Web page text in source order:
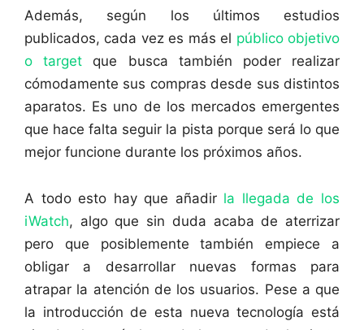
Además, según los últimos estudios
publicados, cada vez es más el público objetivo
o target que busca también poder realizar
cómodamente sus compras desde sus distintos
aparatos. Es uno de los mercados emergentes
que hace falta seguir la pista porque será lo que
mejor funcione durante los próximos años.
A todo esto hay que añadir la llegada de los
iWatch, algo que sin duda acaba de aterrizar
pero que posiblemente también empiece a
obligar a desarrollar nuevas formas para
atrapar la atención de los usuarios. Pese a que
la introducción de esta nueva tecnología está